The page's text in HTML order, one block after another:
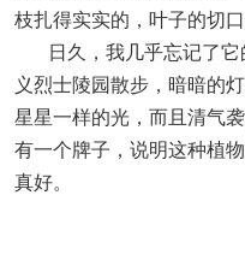
枝扎得实实的，叶子的切
日久，我几乎忘记了它
义烈士陵园散步，暗暗的
星星一样的光，而且清气
有一个牌子，说明这种植
真好。